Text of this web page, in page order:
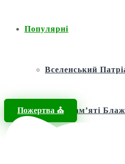
Популярні
Вселенський
Фонд пам’яті
Пожертва ⛪️